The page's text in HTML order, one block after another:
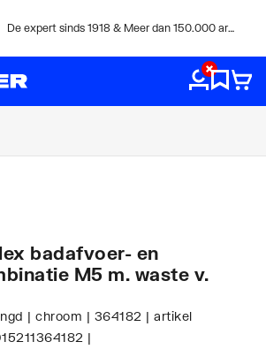
De expert sinds 1918 & Meer dan 150.000 artikelen
badafvoer- en
M5 m. waste v.
| chroom | 364182 | artikel
|